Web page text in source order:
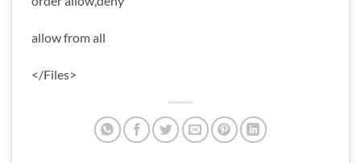
allow from all
</Files>